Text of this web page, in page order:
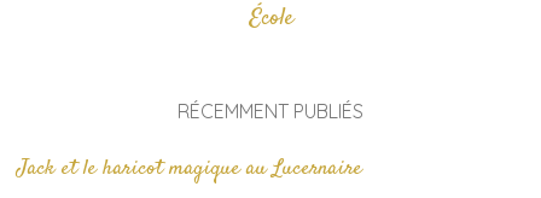
École
RÉCEMMENT PUBLIÉS
Jack et le haricot magique au Lucernaire